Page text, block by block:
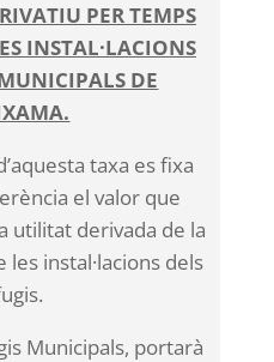
PER TEMPS
INSTAL·LACIONS
DE
taxa es fixa
el valor que
utilitat derivada de la
instal·lacions dels
Municipals, portarà